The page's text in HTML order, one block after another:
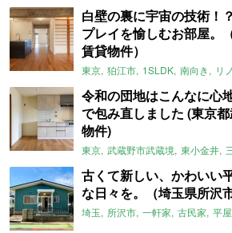
白壁の裏に宇宙の技術！
プレイを愉しむお部屋。
賃貸物件）
東京 狛江市 1SLDK 南向き リ
令和の団地はこんなに心
で包み直しました (東京
物件)
東京 武蔵野市武蔵境 東小金井
古くて新しい、かわいい
な日々を。（埼玉県所沢
埼玉 所沢市 一軒家 古民家 平屋